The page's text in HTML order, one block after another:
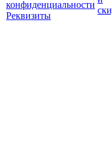
конфиденциальности
Реквизиты